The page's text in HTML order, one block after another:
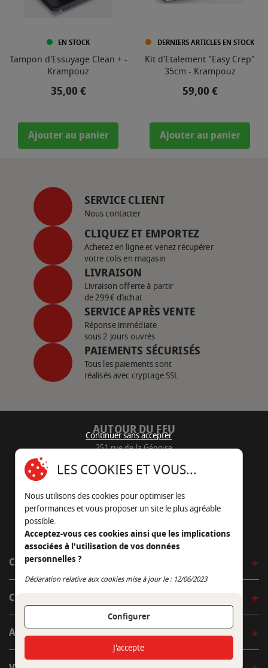
EN STOCK
Tampon d'Essuyage Clean + -
Krampouz
Prix
35,00 €
Ajouter au panier
DERNIERS ARTICLES EN STOCK
Kit d'Etalement "Easy Crep"
35cm - Krampouz
Prix
59,00 €
Ajouter au panier
SERVICE CLIENT
Nous contacter
CLIQUEZ ET EMPORTEZ
Achetez en ligne et venez récupérer
votre colis en magasin
LIVRAISON
Livraison offerte à partir
de 299€ d’achat
SERVICE APRÈS VENTE
Réponse immédiate
sous 2 jours ouvrés
PAIEMENTS SÉCURISÉS
Tous les paiements sont
réalisés avec cryptage SSL
AUTOUR DU FEU
251 rue de la Génoise
05 45 22 98 09
Nous envoyer un e-mail
CÔTÉ OUTDOOR
CÔTÉ INDOOR
AUTOUR DE LA TABLE
Continuer sans accepter
LES COOKIES ET VOUS...
Nous utilisons des cookies pour optimiser les
performances et vous proposer un site le plus agréable
possible.
Acceptez-vous ces cookies ainsi que les implications
associées à l'utilisation de vos données
personnelles ?
Déclaration relative aux cookies mise à jour le : 12/06/2023
Configurer
Continuer sans accepter
J'accepte